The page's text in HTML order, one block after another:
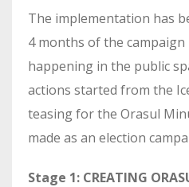
The implementation has
4 months of the
happening in the public
actions started from the
teasing for the Orasul
made as an election
Stage 1: CREATING